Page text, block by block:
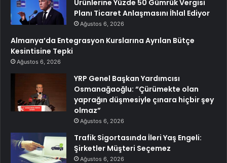
Ürünlerine Yüzde 50 Gümrük Vergisi
Planı Ticaret Anlaşmasını İhlal Ediyor
Ağustos 6, 2026
Almanya’da Entegrasyon Kurslarına Ayrılan Bütçe
Kesintisine Tepki
Ağustos 6, 2026
YRP Genel Başkan Yardımcısı
Osmanağaoğlu: “Çürümekte olan
yaprağın düşmesiyle çınara hiçbir şey
olmaz”
Ağustos 6, 2026
Trafik Sigortasında İleri Yaş Engeli:
Şirketler Müşteri Seçemez
Ağustos 6, 2026